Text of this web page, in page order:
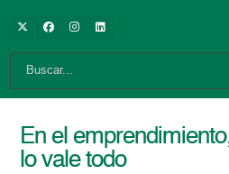
En el
lo vale todo